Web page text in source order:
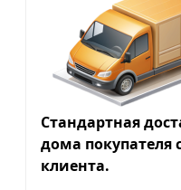
Стандартная
дома покупателя
клиента.